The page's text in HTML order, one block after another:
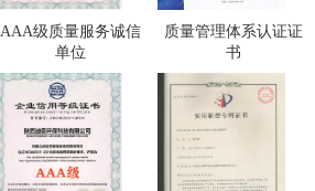
AAA级质量服务诚信
单位
质量管理体系认证证
书